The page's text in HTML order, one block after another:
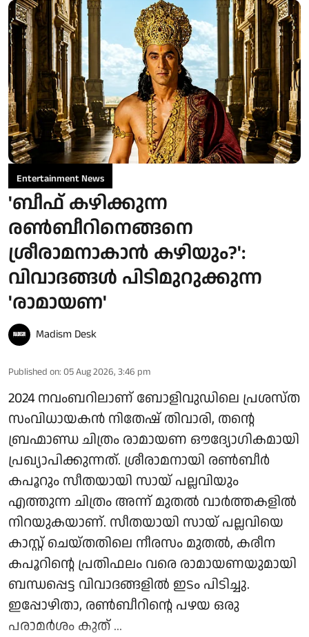
Entertainment News
'ബീഫ് കഴിക്കുന്ന
രൺബീറിനെങ്ങനെ
ശ്രീരാമനാകാൻ കഴിയും?':
വിവാദങ്ങൾ പിടിമുറുക്കുന്ന
'രാമായണ'
Madism Desk
Published on: 05 Aug 2026, 3:46 pm
2024 നവംബറിലാണ് ബോളിവുഡിലെ പ്രശസ്ത
സംവിധായകൻ നിതേഷ് തിവാരി, തന്റെ
ബ്രഹ്മാണ്ഡ ചിത്രം രാമായണ ഔദ്യോഗികമായി
പ്രഖ്യാപിക്കുന്നത്. ശ്രീരാമനായി രൺബീർ
കപൂറും സീതയായി സായ് പല്ലവിയും
എത്തുന്ന ചിത്രം അന്ന് മുതൽ വാർത്തകളിൽ
നിറയുകയാണ്. സീതയായി സായ് പല്ലവിയെ
കാസ്റ്റ് ചെയ്തതിലെ നീരസം മുതൽ, കരീന
കപൂറിന്റെ പ്രതിഫലം വരെ രാമായണയുമായി
ബന്ധപ്പെട്ട വിവാദങ്ങളിൽ ഇടം പിടിച്ചു.
ഇപ്പോഴിതാ, രൺബീറിന്റെ പഴയ ഒരു
പരാമർശം കുത് ...